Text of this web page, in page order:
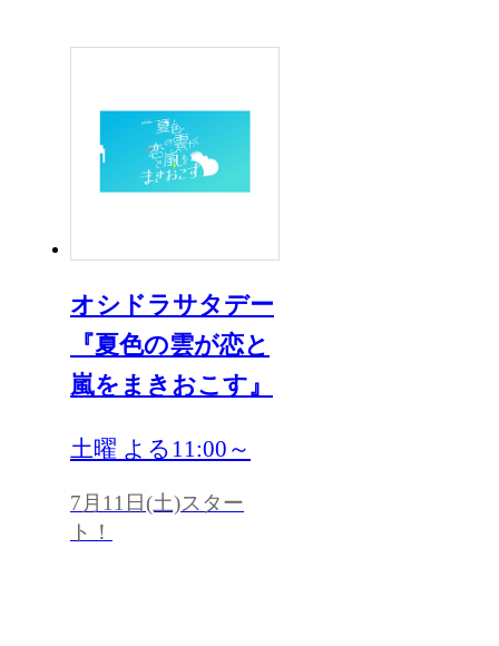
オシドラサタデー
『夏色の雲が恋と
嵐をまきおこす』
土曜 よる11:00～
7月11日(土)スター
ト！